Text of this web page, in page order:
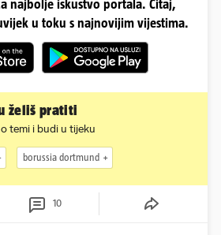
najbolje iskustvo portala. Čitaj,
u toku s najnovijim vijestima.
želiš pratiti
temi i budi u tijeku
borussia dortmund
10